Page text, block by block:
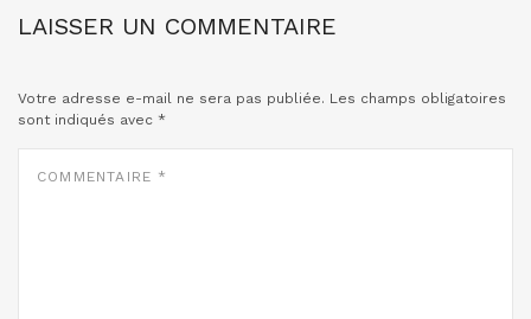
LAISSER UN COMMENTAIRE
Votre adresse e-mail ne sera pas publiée. Les champs obligatoires
sont indiqués avec *